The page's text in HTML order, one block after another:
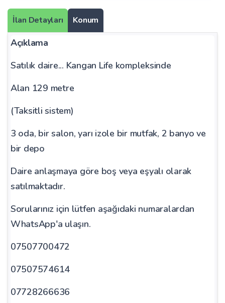
İlan Detayları Konum
Açıklama
Satılık daire... Kangan Life kompleksinde
Alan 129 metre
(Taksitli sistem)
3 oda, bir salon, yarı izole bir mutfak, 2 banyo ve
bir depo
Daire anlaşmaya göre boş veya eşyalı olarak
satılmaktadır.
Sorularınız için lütfen aşağıdaki numaralardan
WhatsApp'a ulaşın.
07507700472
07507574614
07728266636